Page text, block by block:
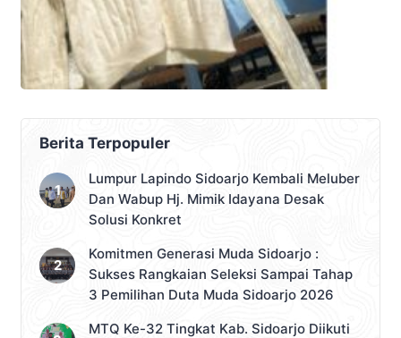
Berita Terpopuler
Lumpur Lapindo Sidoarjo Kembali Meluber
Dan Wabup Hj. Mimik Idayana Desak
Solusi Konkret
Komitmen Generasi Muda Sidoarjo :
Sukses Rangkaian Seleksi Sampai Tahap
3 Pemilihan Duta Muda Sidoarjo 2026
MTQ Ke-32 Tingkat Kab. Sidoarjo Diikuti